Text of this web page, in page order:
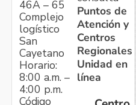
46A – 65
Complejo
logístico
San
Cayetano
Horario:
8:00 a.m. –
4:00 p.m.
Código
Puntos de
Atención y
Centros
Regionales
Unidad en
línea